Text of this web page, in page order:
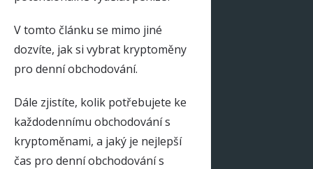
V tomto článku se mimo jiné
dozvíte, jak si vybrat kryptoměny
pro denní obchodování.
Dále zjistíte, kolik potřebujete ke
každodennímu obchodování s
kryptoměnami, a jaký je nejlepší
čas pro denní obchodování s